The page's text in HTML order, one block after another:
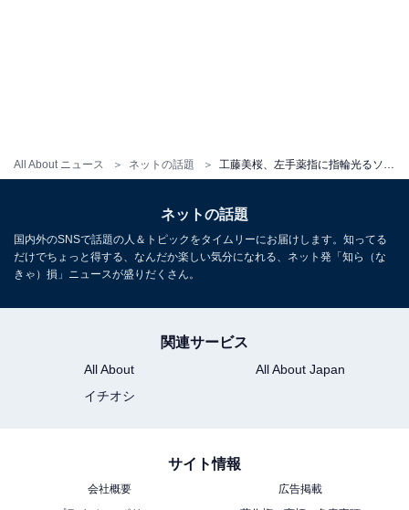
All About ニュース ネットの話題 工藤美桜、左手薬指に指輪光るソロショット公開！ 海辺で無邪気な笑顔を見せる「いっぱいみてくださいね」
ネットの話題
国内外のSNSで話題の人＆トピックをタイムリーにお届けします。知ってる
だけでちょっと得する、なんだか楽しい気分になれる、ネット発「知ら（な
きゃ）損」ニュースが盛りだくさん。
関連サービス
All About
All About Japan
イチオシ
サイト情報
会社概要
広告掲載